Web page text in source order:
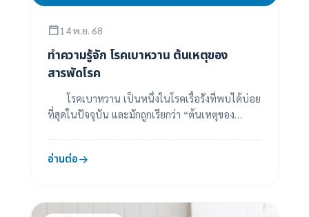
14 พ.ย. 68
ทำความรู้จัก โรคเบาหวาน ต้นเหตุของ
สารพัดโรค
โรคเบาหวาน เป็นหนึ่งในโรคเรื้อรังที่พบได้บ่อย
ที่สุดในปัจจุบัน และมักถูกเรียกว่า “ต้นเหตุของ
อ่านต่อ